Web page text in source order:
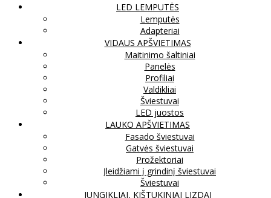
LED LEMPUTĖS
Lemputės
Adapteriai
VIDAUS APŠVIETIMAS
Maitinimo šaltiniai
Panelės
Profiliai
Valdikliai
Šviestuvai
LED juostos
LAUKO APŠVIETIMAS
Fasado šviestuvai
Gatvės šviestuvai
Prožektoriai
Įleidžiami į grindinį šviestuvai
Šviestuvai
JUNGIKLIAI, KIŠTUKINIAI LIZDAI